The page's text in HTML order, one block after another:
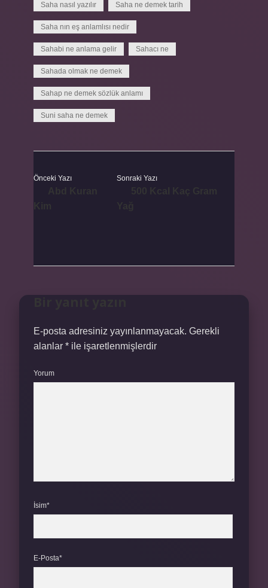
Saha nasıl yazılır Saha ne demek tarih
Saha nın eş anlamlısı nedir
Sahabi ne anlama gelir Sahacı ne
Sahada olmak ne demek
Sahap ne demek sözlük anlamı
Suni saha ne demek
Önceki Yazı Sonraki Yazı
E-posta adresiniz yayınlanmayacak. Gerekli
alanlar * ile işaretlenmişlerdir
Yorum
İsim*
E-Posta*